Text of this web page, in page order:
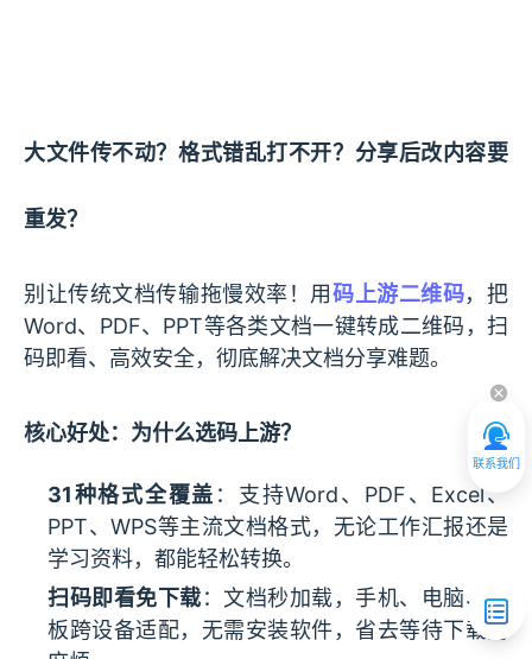
联系我们
大文件传不动？格式错乱打不开？分享后改内容要
重发？
别让传统文档传输拖慢效率！用码上游二维码，把
Word、PDF、PPT等各类文档一键转成二维码，扫
码即看、高效安全，彻底解决文档分享难题。
核心好处：为什么选码上游？
31种格式全覆盖 ：支持Word、PDF、Excel、
PPT、WPS等主流文档格式，无论工作汇报还是
学习资料，都能轻松转换。
扫码即看免下载：文档秒加载，手机、电脑、平
板跨设备适配，无需安装软件，省去等待下载的